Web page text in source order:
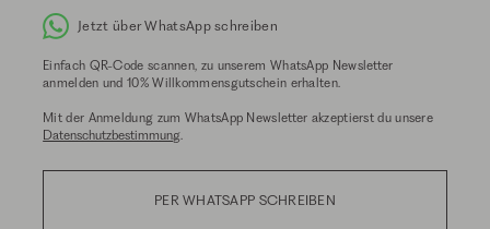
Jetzt über WhatsApp schreiben
Einfach QR-Code scannen, zu unserem WhatsApp Newsletter
anmelden und 10% Willkommensgutschein erhalten.
Mit der Anmeldung zum WhatsApp Newsletter akzeptierst du unsere
Datenschutzbestimmung.
PER WHATSAPP SCHREIBEN